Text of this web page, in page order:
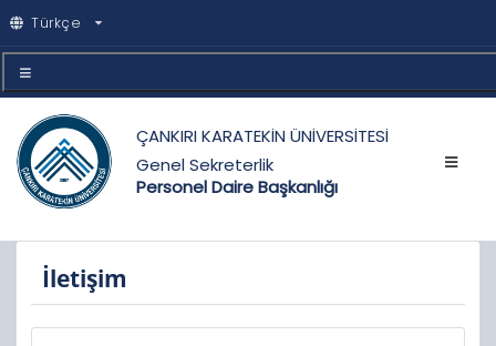
Türkçe
ÇANKIRI KARATEKİN ÜNİVERSİTESİ
Genel Sekreterlik
Personel Daire Başkanlığı
İletişim